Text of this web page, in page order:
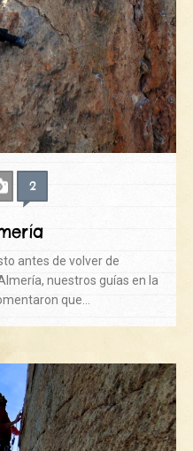
2
antes de volver de
nuestros guías en la
que…